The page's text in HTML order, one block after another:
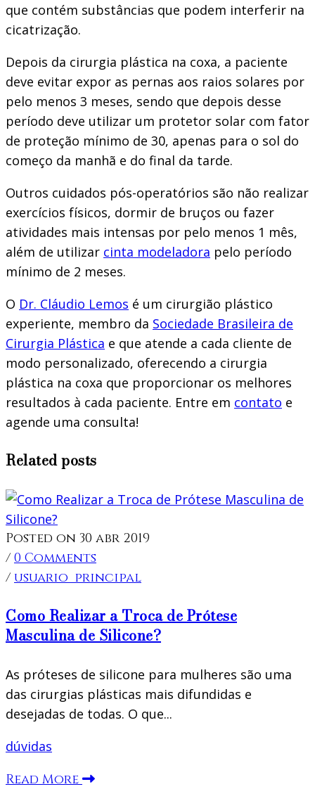
que contém substâncias que podem interferir na
cicatrização.
Depois da cirurgia plástica na coxa, a paciente
deve evitar expor as pernas aos raios solares por
pelo menos 3 meses, sendo que depois desse
período deve utilizar um protetor solar com fator
de proteção mínimo de 30, apenas para o sol do
começo da manhã e do final da tarde.
Outros cuidados pós-operatórios são não realizar
exercícios físicos, dormir de bruços ou fazer
atividades mais intensas por pelo menos 1 mês,
além de utilizar cinta modeladora pelo período
mínimo de 2 meses.
O Dr. Cláudio Lemos é um cirurgião plástico
experiente, membro da Sociedade Brasileira de
Cirurgia Plástica e que atende a cada cliente de
modo personalizado, oferecendo a cirurgia
plástica na coxa que proporcionar os melhores
resultados à cada paciente. Entre em contato e
agende uma consulta!
Related posts
Posted on 30 abr 2019
/ 0 Comments
/ usuario_principal
Como Realizar a Troca de Prótese
Masculina de Silicone?
As próteses de silicone para mulheres são uma
das cirurgias plásticas mais difundidas e
desejadas de todas. O que...
dúvidas
Read More